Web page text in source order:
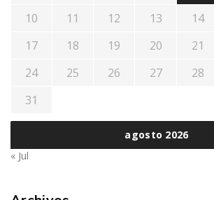
agosto 2026
10
11 12 13 14
17
18 19 20 21
24
25 26 27 28
31
« Jul